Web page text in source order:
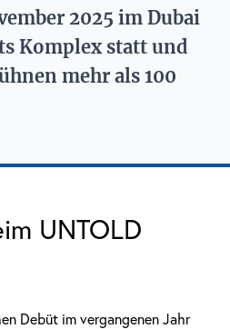
2025 im Dubai
Komplex statt und
mehr als 100
UNTOLD
Debüt im vergangenen Jahr